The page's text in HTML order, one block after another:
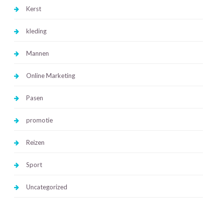
Kerst
kleding
Mannen
Online Marketing
Pasen
promotie
Reizen
Sport
Uncategorized